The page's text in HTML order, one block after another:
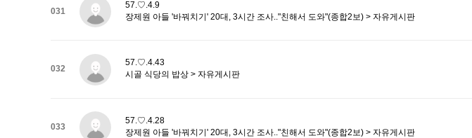
031
57.♡.4.9
장제원 아들 '바꿔치기' 20대, 3시간 조사.."친해서 도와"(종합2보) > 자유게시판
032
57.♡.4.43
시골 식당의 밥상 > 자유게시판
033
57.♡.4.28
장제원 아들 '바꿔치기' 20대, 3시간 조사.."친해서 도와"(종합2보) > 자유게시판